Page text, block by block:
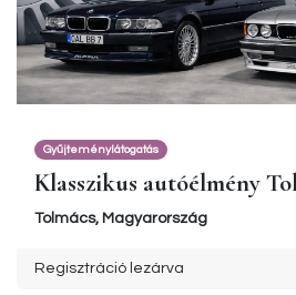
Gyűjteménylátogatás
Klasszikus autóélmény
Tolmács, Magyarország
Regisztráció lezárva